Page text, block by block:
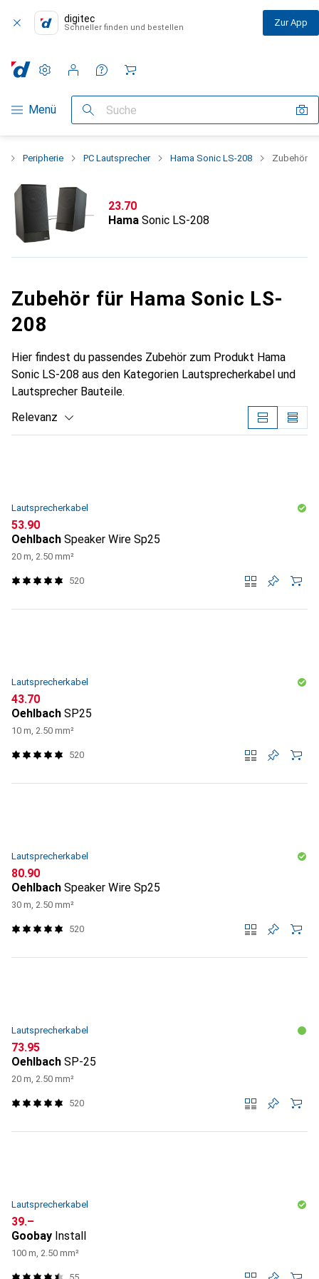
digitec
Schneller finden und bestellen Zur App
Navigation nach Kategorien
Menü Suche
Einstellungen
Kundenkonto
Vergleichslisten
Merklisten
Warenkorb
Peripherie PC Lautsprecher Hama Sonic LS-208 Zubehör
CHF
23.70
Hama Sonic LS-208
Zubehör für Hama Sonic LS-
208
Hier findest du passendes Zubehör zum Produkt Hama
Sonic LS-208 aus den Kategorien Lautsprecherkabel und
Lautsprecher Bauteile.
Relevanz
Lautsprecherkabel
CHF
53.90
Oehlbach Speaker Wire Sp25
20 m, 2.50 mm²
520
Lautsprecherkabel
CHF
43.70
Oehlbach SP25
10 m, 2.50 mm²
520
Lautsprecherkabel
CHF
80.90
Oehlbach Speaker Wire Sp25
30 m, 2.50 mm²
520
Lautsprecherkabel
CHF
73.95
Oehlbach SP-25
20 m, 2.50 mm²
520
Lautsprecherkabel
CHF
39.–
Goobay Install
100 m, 2.50 mm²